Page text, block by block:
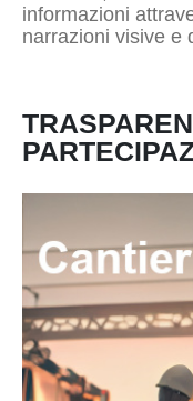
informazioni
narrazioni visive e